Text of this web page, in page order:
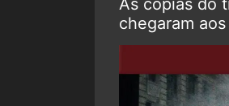
As cópias do
chegaram